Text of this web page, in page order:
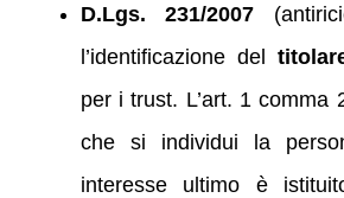
D.Lgs. 231/2007
l’identificazione del
per i trust. L’art. 1 comma
che si individui la
interesse ultimo è